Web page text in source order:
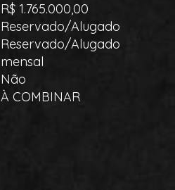
R$ 1.765.000,00
Reservado/Alugado
Reservado/Alugado
mensal
Não
À COMBINAR